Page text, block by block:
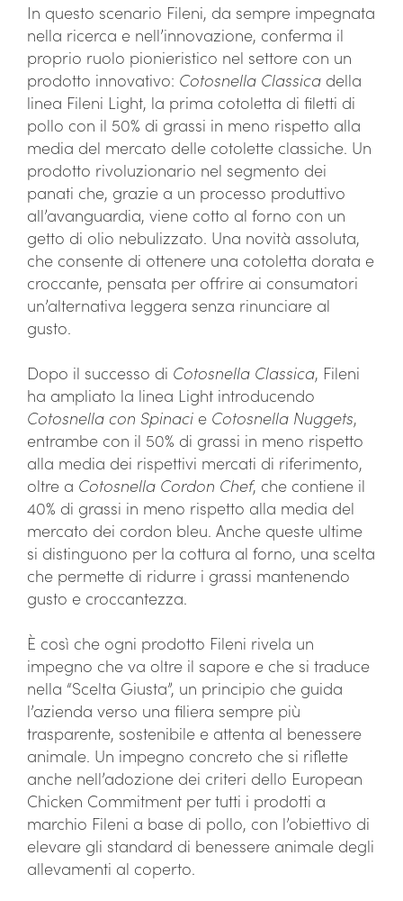
In questo scenario Fileni, da sempre impegnata
nella ricerca e nell’innovazione, conferma il
proprio ruolo pionieristico nel settore con un
prodotto innovativo: Cotosnella Classica della
linea Fileni Light, la prima cotoletta di filetti di
pollo con il 50% di grassi in meno rispetto alla
media del mercato delle cotolette classiche. Un
prodotto rivoluzionario nel segmento dei
panati che, grazie a un processo produttivo
all’avanguardia, viene cotto al forno con un
getto di olio nebulizzato. Una novità assoluta,
che consente di ottenere una cotoletta dorata e
croccante, pensata per offrire ai consumatori
un’alternativa leggera senza rinunciare al
gusto.
Dopo il successo di Cotosnella Classica, Fileni
ha ampliato la linea Light introducendo
Cotosnella con Spinaci e Cotosnella Nuggets,
entrambe con il 50% di grassi in meno rispetto
alla media dei rispettivi mercati di riferimento,
oltre a Cotosnella Cordon Chef, che contiene il
40% di grassi in meno rispetto alla media del
mercato dei cordon bleu. Anche queste ultime
si distinguono per la cottura al forno, una scelta
che permette di ridurre i grassi mantenendo
gusto e croccantezza.
È così che ogni prodotto Fileni rivela un
impegno che va oltre il sapore e che si traduce
nella “Scelta Giusta”, un principio che guida
l’azienda verso una filiera sempre più
trasparente, sostenibile e attenta al benessere
animale. Un impegno concreto che si riflette
anche nell’adozione dei criteri dello European
Chicken Commitment per tutti i prodotti a
marchio Fileni a base di pollo, con l’obiettivo di
elevare gli standard di benessere animale degli
allevamenti al coperto.